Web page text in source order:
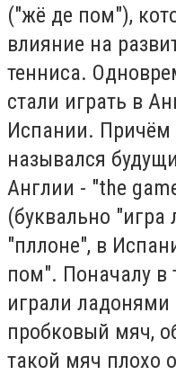
("жё де пом"),
влияние на
тенниса.
стали играть в
Испании. Причём
назывался
Англии - "the
(буквально
"пллоне", в
пом". Поначалу в
играли ладонями
пробковый мяч,
такой мяч плохо